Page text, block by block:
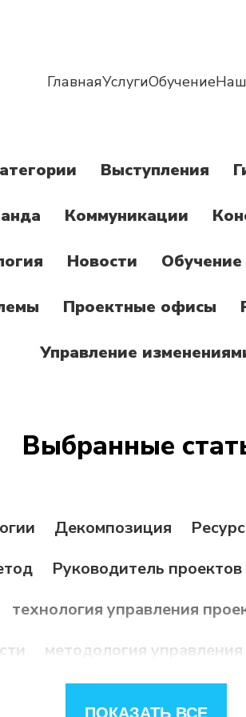
ГлавнаяУслугиОбучение
Выступления
Коммуникации
Новости Обучение
Проектные офисы
Управление
Выбранные
Декомпозиция
Руководитель проектов
технология управления
методология
ПОКАЗАТЬ ВСЕ